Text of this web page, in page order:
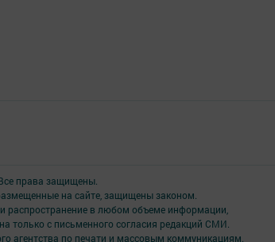
права защищены.
на сайте, защищены законом.
распространение в любом объеме информации,
только с письменного согласия редакций СМИ.
агентства по печати и массовым коммуникациям.